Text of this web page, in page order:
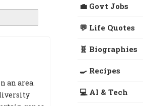
an area.
💼 Govt Jobs
💬 Life Quotes
🧬 Biographies
🍳 Recipes
💻 AI & Tech